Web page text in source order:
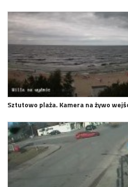
Sztutowo plaża. Kamera na żywo